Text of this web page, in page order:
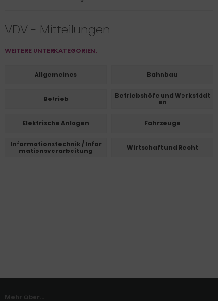
VDV - Mitteilungen
WEITERE UNTERKATEGORIEN:
Allgemeines Bahnbau
Betrieb
Betriebshöfe und Werkstädt
en
Elektrische Anlagen Fahrzeuge
Informationstechnik / Infor
mationsverarbeitung
Wirtschaft und Recht
Mehr über...